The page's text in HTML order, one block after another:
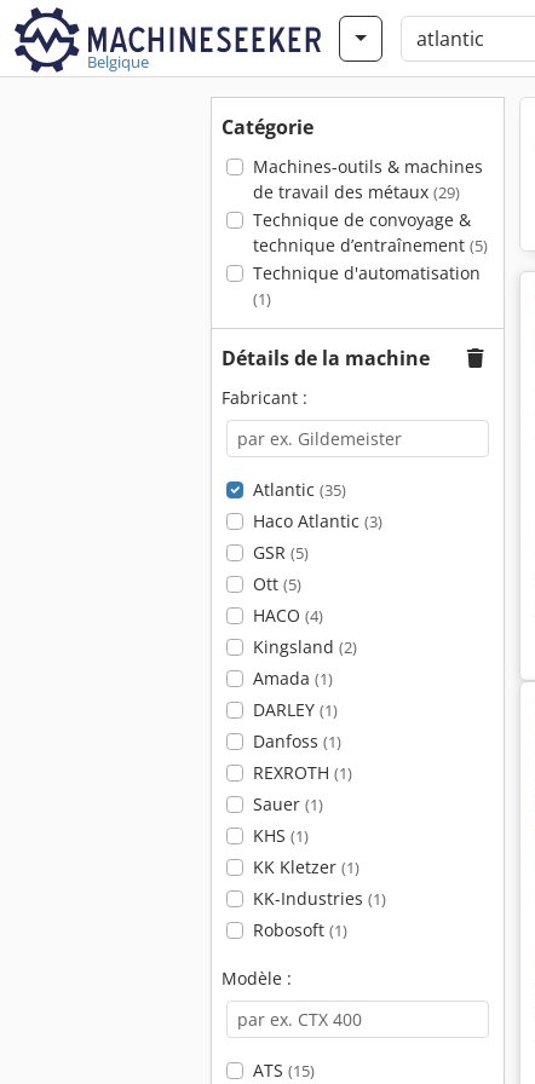
Belgique
Catégorie
Machines-outils & machines
de travail des métaux (29)
Technique de convoyage &
technique d’entraînement (5)
Technique d'automatisation
(1)
Détails de la machine
Fabricant :
Atlantic (35)
Haco Atlantic (3)
GSR (5)
Ott (5)
HACO (4)
Kingsland (2)
Amada (1)
DARLEY (1)
Danfoss (1)
REXROTH (1)
Sauer (1)
KHS (1)
KK Kletzer (1)
KK-Industries (1)
Robosoft (1)
Modèle :
ATS (15)